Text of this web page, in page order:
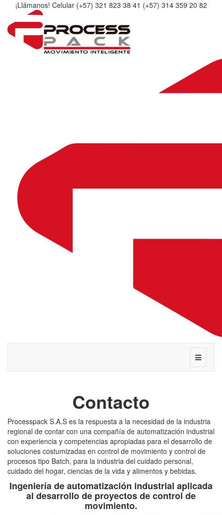
¡Llámanos! Celular (+57) 321 823 38 41 (+57) 314 359 20 82
Contacto
Processpack S.A.S es la respuesta a la necesidad de la industria
regional de contar con una compañía de automatización industrial
con experiencia y competencias apropiadas para el desarrollo de
soluciones costumizadas en control de movimiento y control de
procesos tipo Batch, para la industria del cuidado personal,
cuidado del hogar, ciencias de la vida y alimentos y bebidas.
Ingeniería de automatización industrial aplicada
al desarrollo de proyectos de control de
movimiento.